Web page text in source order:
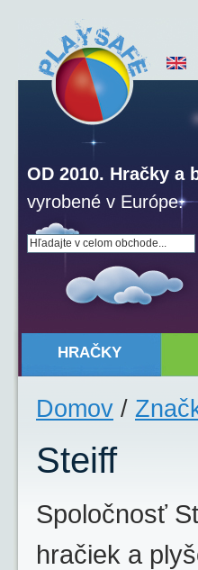
OD 2010. Hračky a
vyrobené v Európe.
HRAČKY
Domov /
Steiff
Spoločnosť
hračiek a